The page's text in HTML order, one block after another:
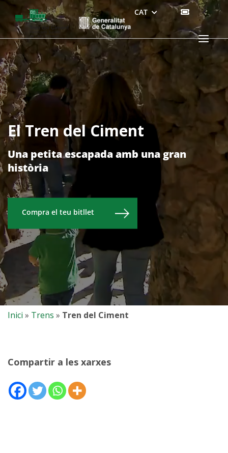
Skip
content
Menu
CAT
BITLLETS
El Tren del Ciment
Una petita escapada amb una gran
història
Compra el teu bitllet
Inici » Trens » Tren del Ciment
Compartir a les xarxes